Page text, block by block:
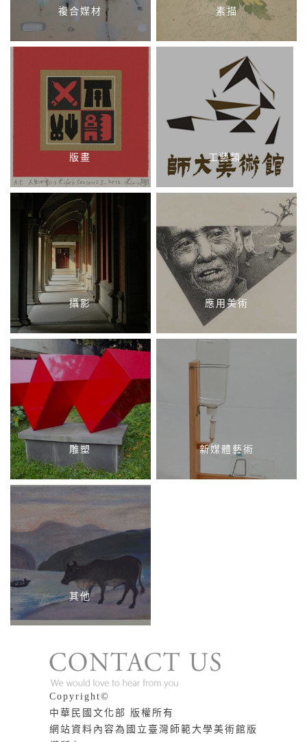
複合媒材 素描
版畫 工藝類
攝影 應用美術
雕塑 新媒體藝術
其他
版權說明
Copyright©
中華民國文化部 版權所有
網站資料內容為國立臺灣師範大學美術館版